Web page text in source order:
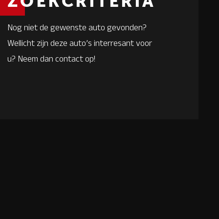
Nog niet de gewenste auto gevonden?
Wellicht zijn deze auto’s interresant voor
u? Neem dan contact op!